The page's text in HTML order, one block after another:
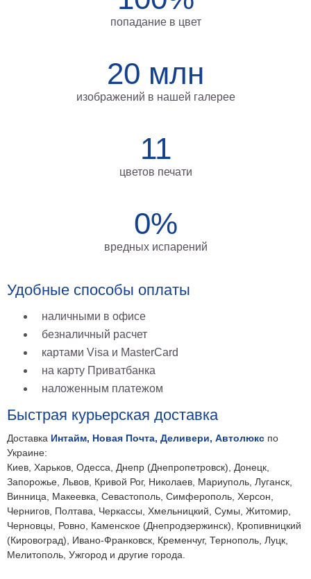
попадание в цвет
20 млн
изображений в нашей галерее
11
цветов печати
0%
вредных испарений
Удобные способы оплаты
наличными в офисе
безналичный расчет
картами Visa и MasterCard
на карту Приватбанка
наложенным платежом
Быстрая курьерская доставка
Доставка Интайм, Новая Почта, Деливери, Автолюкс по
Украине:
Киев, Харьков, Одесса, Днепр (Днепропетровск), Донецк,
Запорожье, Львов, Кривой Рог, Николаев, Мариуполь, Луганск,
Винница, Макеевка, Севастополь, Симферополь, Херсон,
Чернигов, Полтава, Черкассы, Хмельницкий, Сумы, Житомир,
Черновцы, Ровно, Каменское (Днепродзержинск), Кропивницкий
(Кировоград), Ивано-Франковск, Кременчуг, Тернополь, Луцк,
Мелитополь, Ужгород и другие города.